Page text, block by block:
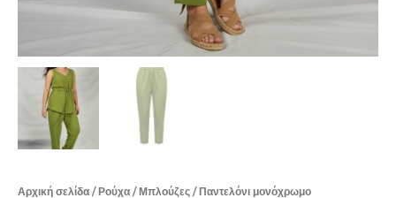
Αρχική σελίδα / Ρούχα / Μπλούζες / Παντελόνι μονόχρωμο